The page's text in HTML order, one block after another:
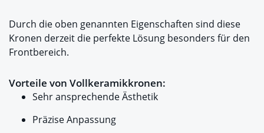
Durch die oben genannten Eigenschaften sind diese
Kronen derzeit die perfekte Lösung besonders für den
Frontbereich.
Vorteile von Vollkeramikkronen:
Sehr ansprechende Ästhetik
Präzise Anpassung